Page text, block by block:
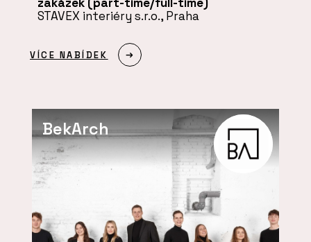
STAVEX interiéry s.r.o., Praha
VÍCE NABÍDEK
BekArch